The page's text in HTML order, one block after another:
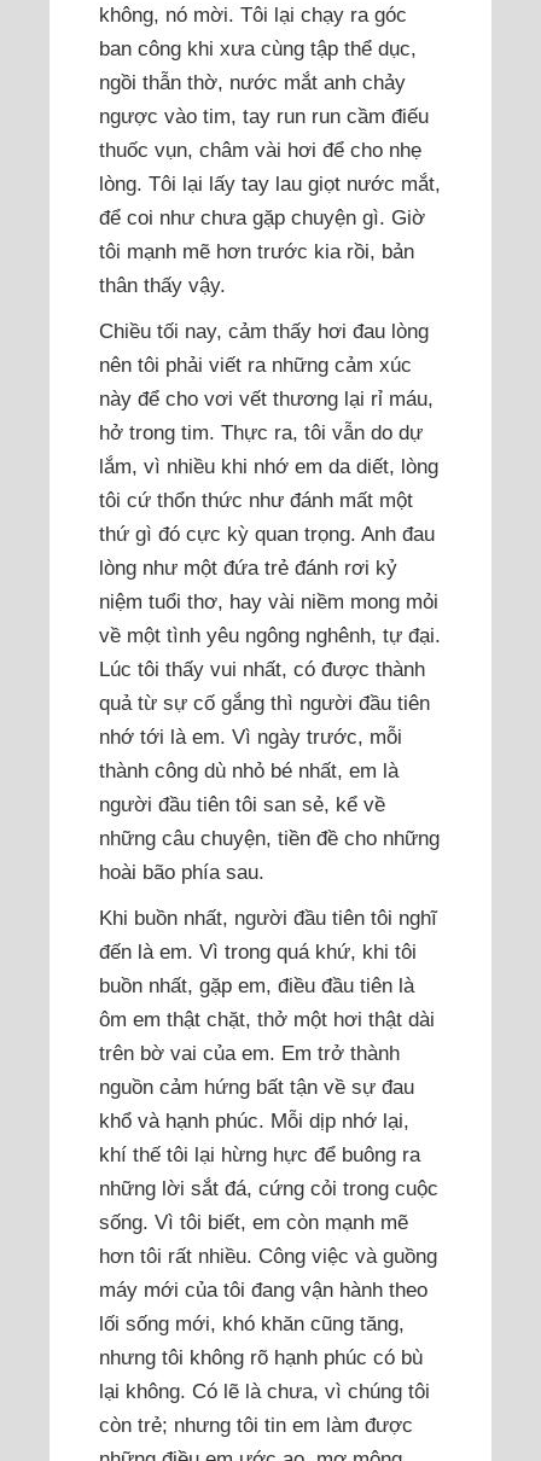
không, nó mời. Tôi lại chạy ra góc
ban công khi xưa cùng tập thể dục,
ngồi thẫn thờ, nước mắt anh chảy
ngược vào tim, tay run run cầm điếu
thuốc vụn, châm vài hơi để cho nhẹ
lòng. Tôi lại lấy tay lau giọt nước mắt,
để coi như chưa gặp chuyện gì. Giờ
tôi mạnh mẽ hơn trước kia rồi, bản
thân thấy vậy.
Chiều tối nay, cảm thấy hơi đau lòng
nên tôi phải viết ra những cảm xúc
này để cho vơi vết thương lại rỉ máu,
hở trong tim. Thực ra, tôi vẫn do dự
lắm, vì nhiều khi nhớ em da diết, lòng
tôi cứ thổn thức như đánh mất một
thứ gì đó cực kỳ quan trọng. Anh đau
lòng như một đứa trẻ đánh rơi kỷ
niệm tuổi thơ, hay vài niềm mong mỏi
về một tình yêu ngông nghênh, tự đại.
Lúc tôi thấy vui nhất, có được thành
quả từ sự cố gắng thì người đầu tiên
nhớ tới là em. Vì ngày trước, mỗi
thành công dù nhỏ bé nhất, em là
người đầu tiên tôi san sẻ, kể về
những câu chuyện, tiền đề cho những
hoài bão phía sau.
Khi buồn nhất, người đầu tiên tôi nghĩ
đến là em. Vì trong quá khứ, khi tôi
buồn nhất, gặp em, điều đầu tiên là
ôm em thật chặt, thở một hơi thật dài
trên bờ vai của em. Em trở thành
nguồn cảm hứng bất tận về sự đau
khổ và hạnh phúc. Mỗi dịp nhớ lại,
khí thế tôi lại hừng hực để buông ra
những lời sắt đá, cứng cỏi trong cuộc
sống. Vì tôi biết, em còn mạnh mẽ
hơn tôi rất nhiều. Công việc và guồng
máy mới của tôi đang vận hành theo
lối sống mới, khó khăn cũng tăng,
nhưng tôi không rõ hạnh phúc có bù
lại không. Có lẽ là chưa, vì chúng tôi
còn trẻ; nhưng tôi tin em làm được